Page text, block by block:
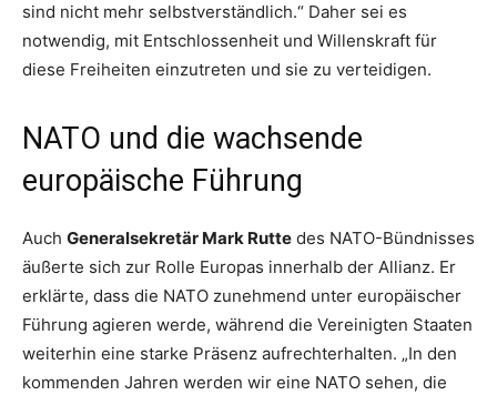
sind nicht mehr selbstverständlich.“ Daher sei es
notwendig, mit Entschlossenheit und Willenskraft für
diese Freiheiten einzutreten und sie zu verteidigen.
NATO und die wachsende
europäische Führung
Auch Generalsekretär Mark Rutte des NATO-Bündnisses
äußerte sich zur Rolle Europas innerhalb der Allianz. Er
erklärte, dass die NATO zunehmend unter europäischer
Führung agieren werde, während die Vereinigten Staaten
weiterhin eine starke Präsenz aufrechterhalten. „In den
kommenden Jahren werden wir eine NATO sehen, die